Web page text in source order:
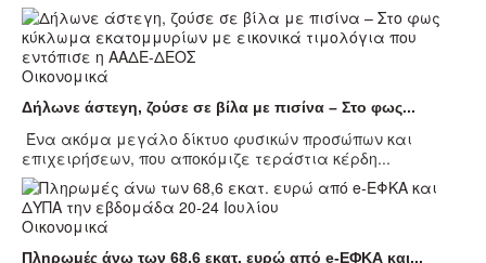
Οικονομικά
Δήλωνε άστεγη, ζούσε σε βίλα με πισίνα – Στο φως...
Ένα ακόμα μεγάλο δίκτυο φυσικών προσώπων και
επιχειρήσεων, που αποκόμιζε τεράστια κέρδη...
Οικονομικά
Πληρωμές άνω των 68,6 εκατ. ευρώ από e-ΕΦΚΑ και...